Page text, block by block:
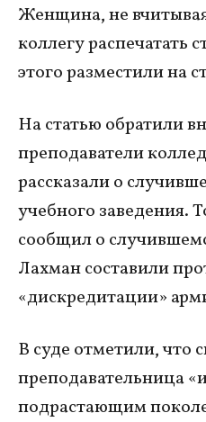
Женщина, не
коллегу распечатать
этого разместили на
На статью обратили
преподаватели
рассказали о
учебного заведения.
сообщил о
Лахман составили
«дискредитации»
В суде отметили, что
преподавательница
подрастающим